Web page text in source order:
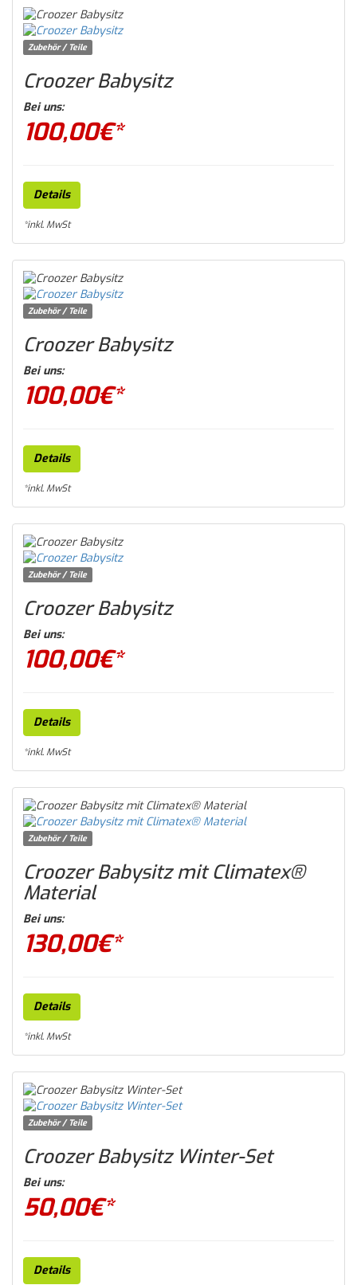
Zubehör / Teile
Croozer Babysitz
Bei uns:
100,00€*
Details
*inkl. MwSt
Zubehör / Teile
Croozer Babysitz
Bei uns:
100,00€*
Details
*inkl. MwSt
Zubehör / Teile
Croozer Babysitz
Bei uns:
100,00€*
Details
*inkl. MwSt
Zubehör / Teile
Croozer Babysitz mit Climatex®
Material
Bei uns:
130,00€*
Details
*inkl. MwSt
Zubehör / Teile
Croozer Babysitz Winter-Set
Bei uns:
50,00€*
Details